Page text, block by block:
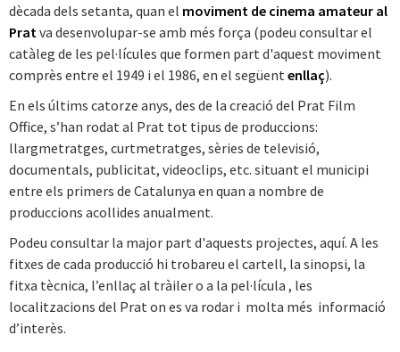
dècada dels setanta, quan el moviment de cinema amateur al
Pratva desenvolupar-se amb més força (podeu consultar el
catàleg de les pel·lícules que formen part d'aquest moviment
comprès entre el 1949 i el 1986, en el següentenllaç).
En els últims catorze anys, des de la creació del Prat Film
Office, s’han rodat al Prat tot tipus de produccions:
llargmetratges, curtmetratges, sèries de televisió,
documentals, publicitat, videoclips, etc. situant el municipi
entre els primers de Catalunya en quan a nombre de
produccions acollides anualment.
Podeu consultar la major part d'aquests projectes, aquí. A les
fitxes de cada producció hi trobareu el cartell, la sinopsi, la
fitxa tècnica, l’enllaç al tràiler o a la pel·lícula , les
localitzacions del Prat on es va rodar i molta més informació
d’interès.